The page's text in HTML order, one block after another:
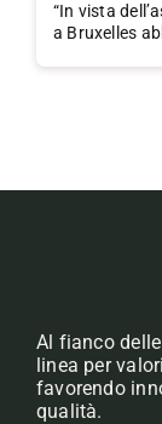
“In vista
a Bruxelles
Al fianco
linea per
favorendo
qualità.